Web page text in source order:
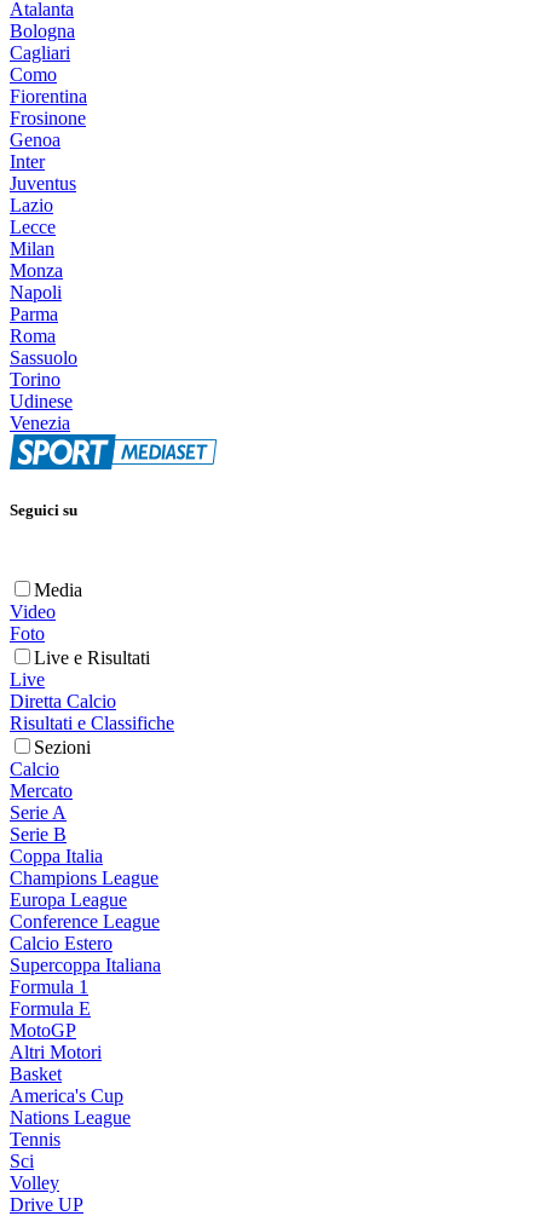
Atalanta
Bologna
Cagliari
Como
Fiorentina
Frosinone
Genoa
Inter
Juventus
Lazio
Lecce
Milan
Monza
Napoli
Parma
Roma
Sassuolo
Torino
Udinese
Venezia
Seguici su
Media
Video
Foto
Live e Risultati
Live
Diretta Calcio
Risultati e Classifiche
Sezioni
Calcio
Mercato
Serie A
Serie B
Coppa Italia
Champions League
Europa League
Conference League
Calcio Estero
Supercoppa Italiana
Formula 1
Formula E
MotoGP
Altri Motori
Basket
America's Cup
Nations League
Tennis
Sci
Volley
Drive UP